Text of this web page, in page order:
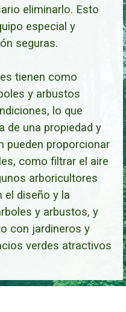
eliminarlo. Esto
especial y
seguras.
tienen como
y arbustos
lo que
de una propiedad y
pueden proporcionar
como filtrar el aire
arboricultores
el diseño y la
y arbustos, y
con jardineros y
verdes atractivos